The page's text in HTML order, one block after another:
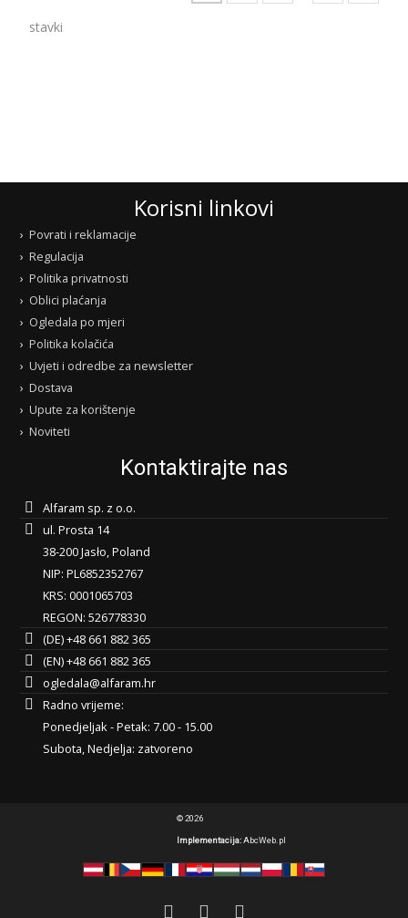
stavki
Korisni linkovi
Povrati i reklamacije
Regulacija
Politika privatnosti
Oblici plaćanja
Ogledala po mjeri
Politika kolačića
Uvjeti i odredbe za newsletter
Dostava
Upute za korištenje
Noviteti
Kontaktirajte nas
Alfaram sp. z o.o.
ul. Prosta 14
38-200 Jasło, Poland
NIP: PL6852352767
KRS: 0001065703
REGON: 526778330
(DE) +48 661 882 365
(EN) +48 661 882 365
ogledala@alfaram.hr
Radno vrijeme:
Ponedjeljak - Petak: 7.00 - 15.00
Subota, Nedjelja: zatvoreno
© 2026
Implementacija:AbcWeb.pl